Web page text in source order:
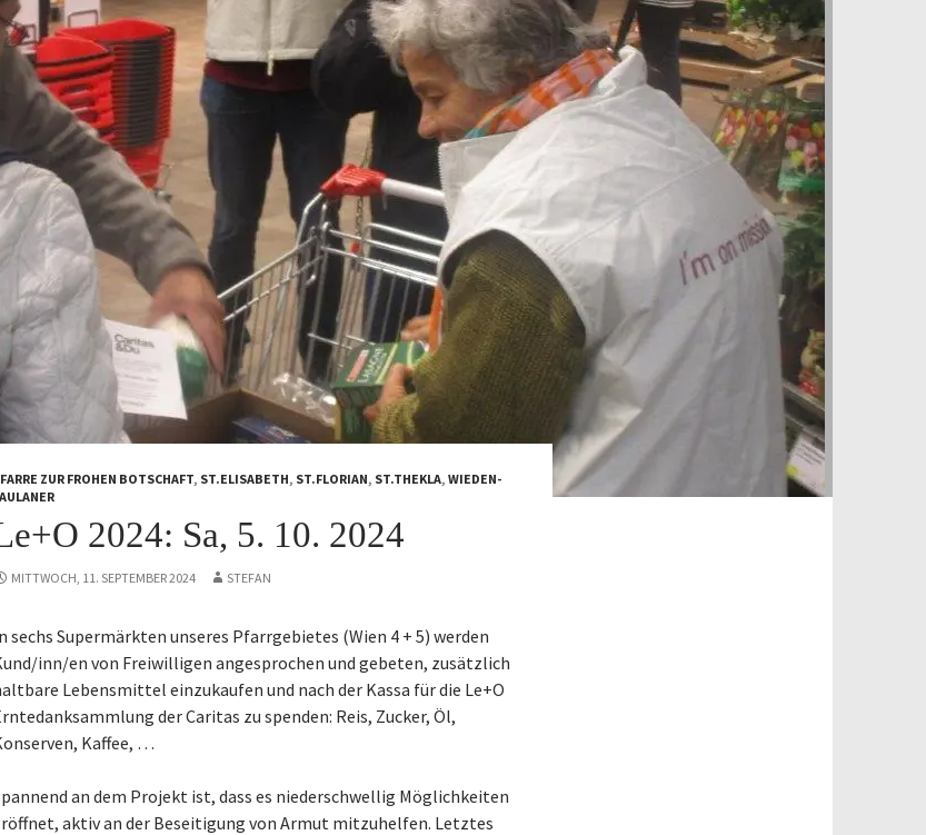
ZUR FROHEN BOTSCHAFT, ST.ELISABETH, ST.FLORIAN, ST.THEKLA, WIEDEN-
2024: Sa, 5. 10. 2024
MITTWOCH, 11. SEPTEMBER 2024 STEFAN
sechs Supermärkten unseres Pfarrgebietes (Wien 4 + 5) werden
inn/en von Freiwilligen angesprochen und gebeten, zusätzlich
Lebensmittel einzukaufen und nach der Kassa für die Le+O
der Caritas zu spenden: Reis, Zucker, Öl,
Kaffee, …
an dem Projekt ist, dass es niederschwellig Möglichkeiten
aktiv an der Beseitigung von Armut mitzuhelfen. Letztes